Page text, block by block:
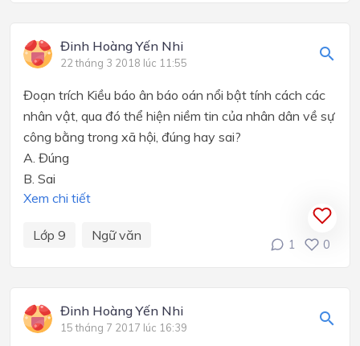
Đinh Hoàng Yến Nhi
22 tháng 3 2018 lúc 11:55
Đoạn trích Kiều báo ân báo oán nổi bật tính cách các
nhân vật, qua đó thể hiện niềm tin của nhân dân về sự
công bằng trong xã hội, đúng hay sai?
A. Đúng
B. Sai
Xem chi tiết
Lớp 9 Ngữ văn
1 0
Đinh Hoàng Yến Nhi
15 tháng 7 2017 lúc 16:39